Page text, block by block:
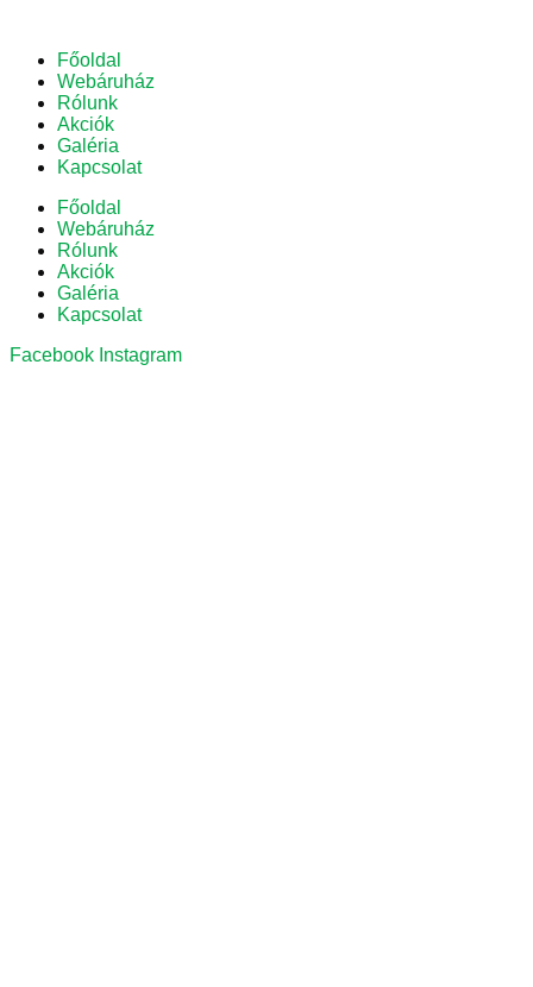
Főoldal
Webáruház
Rólunk
Akciók
Galéria
Kapcsolat
Főoldal
Webáruház
Rólunk
Akciók
Galéria
Kapcsolat
Facebook Instagram